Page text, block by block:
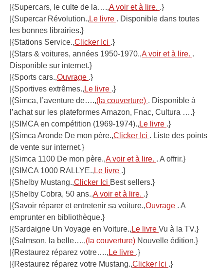
|{Supercars, le culte de la….,A voir et à lire. .}
|{Supercar Révolution., Le livre . Disponible dans toutes
les bonnes librairies.}
|{Stations Service.,Clicker Ici .}
|{Stars & voitures, années 1950-1970.,A voir et à lire. .
Disponible sur internet.}
|{Sports cars.,Ouvrage .}
|{Sportives extrêmes., Le livre .}
|{Simca, l’aventure de….,(la couverture) . Disponible à
l’achat sur les plateformes Amazon, Fnac, Cultura ….}
|{SIMCA en compétition (1969-1974)., Le livre .}
|{Simca Aronde De mon père.,Clicker Ici . Liste des points
de vente sur internet.}
|{Simca 1100 De mon père.,A voir et à lire. . A offrir.}
|{SIMCA 1000 RALLYE., Le livre .}
|{Shelby Mustang.,Clicker Ici Best sellers.}
|{Shelby Cobra, 50 ans.,A voir et à lire. .}
|{Savoir réparer et entretenir sa voiture.,Ouvrage . A
emprunter en bibliothèque.}
|{Sardaigne Un Voyage en Voiture., Le livre Vu à la TV.}
|{Salmson, la belle….,(la couverture) Nouvelle édition.}
|{Restaurez réparez votre…., Le livre .}
|{Restaurez réparez votre Mustang.,Clicker Ici .}